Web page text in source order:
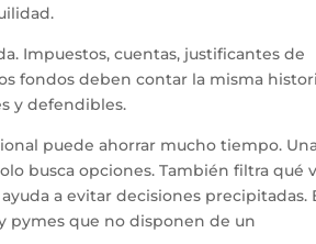
Impuestos, cuentas, justificantes de
fondos deben contar la misma
y defendibles.
puede ahorrar mucho tiempo.
busca opciones. También filtra qué
a evitar decisiones precipitadas.
pymes que no disponen de un